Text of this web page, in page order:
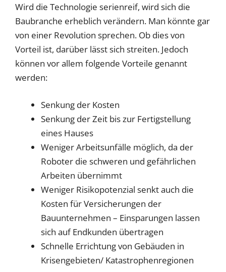
Wird die Technologie serienreif, wird sich die
Baubranche erheblich verändern. Man könnte gar
von einer Revolution sprechen. Ob dies von
Vorteil ist, darüber lässt sich streiten. Jedoch
können vor allem folgende Vorteile genannt
werden:
Senkung der Kosten
Senkung der Zeit bis zur Fertigstellung
eines Hauses
Weniger Arbeitsunfälle möglich, da der
Roboter die schweren und gefährlichen
Arbeiten übernimmt
Weniger Risikopotenzial senkt auch die
Kosten für Versicherungen der
Bauunternehmen – Einsparungen lassen
sich auf Endkunden übertragen
Schnelle Errichtung von Gebäuden in
Krisengebieten/ Katastrophenregionen